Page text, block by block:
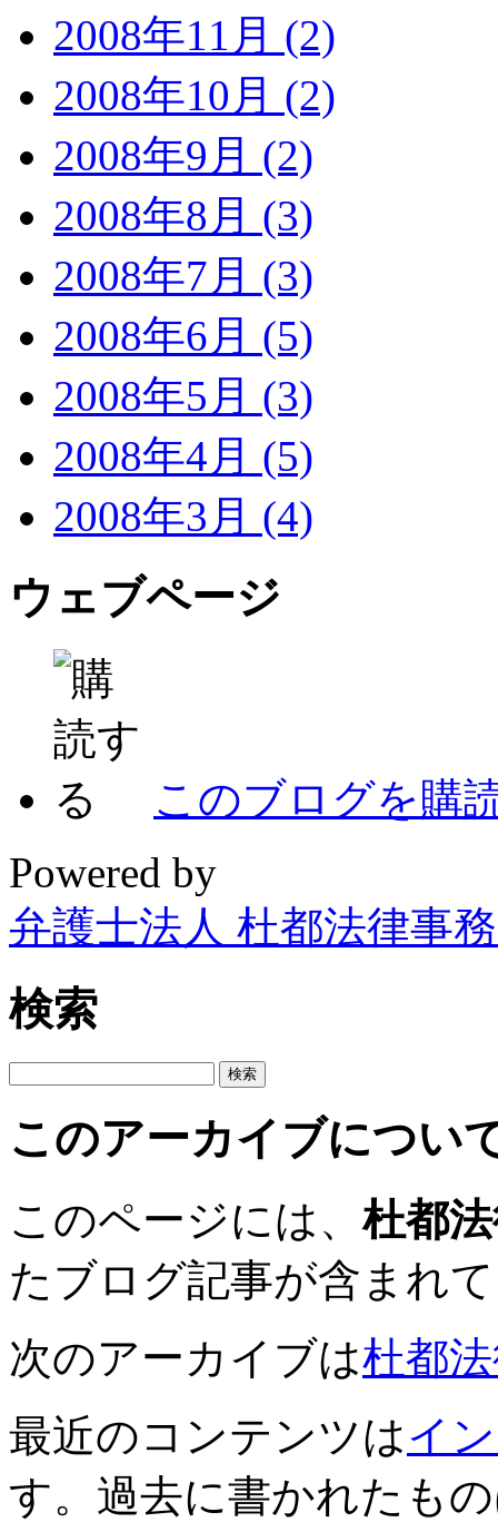
2008年11月 (2)
2008年10月 (2)
2008年9月 (2)
2008年8月 (3)
2008年7月 (3)
2008年6月 (5)
2008年5月 (3)
2008年4月 (5)
2008年3月 (4)
ウェブページ
このブログを購
Powered by
弁護士法人 杜都法律事
検索
このアーカイブについ
このページには、杜都
たブログ記事が含まれ
次のアーカイブは杜都
最近のコンテンツはイ
す。過去に書かれたも